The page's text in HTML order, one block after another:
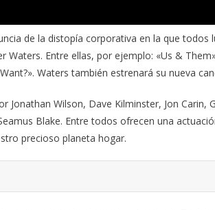
de la distopía corporativa en la que todos
Waters. Entre ellas, por ejemplo: «Us &
Waters también estrenará su nueva
Wilson, Dave Kilminster, Jon Carin,
Blake. Entre todos ofrecen una
precioso planeta hogar.